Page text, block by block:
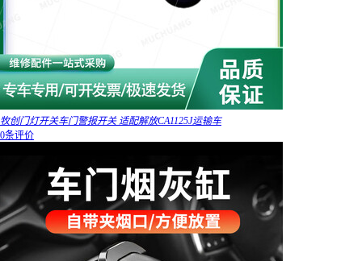
牧创门灯开关车门警报开关 适配解放CA1125J运输车
0条评价